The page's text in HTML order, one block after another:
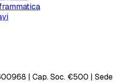
| Cap. Soc. €500 | Sede